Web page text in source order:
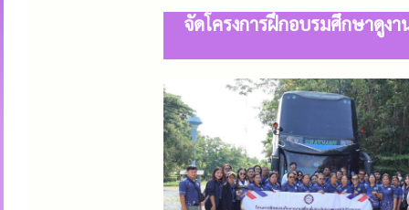
จัดโครงการฝึกอบรมศึกษาดูง